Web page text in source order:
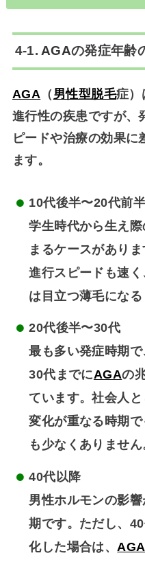
4-1.AGAの発症年齢
AGA （ 男性型脱毛症）
進行性の疾患ですが、
ピードや治療の効果に
ます。
10代後半〜20代前半
学生時代から生え
まるケースがあり
進行スピードも速
は目立つ薄毛になる
20代後半〜30代
最も多い発症時期
30代までにAGAの
ています。社会人
変化が重なる時期
も少なくありません
40代以降
男性ホルモンの影
期です。ただし、
化した場合は、 AGA